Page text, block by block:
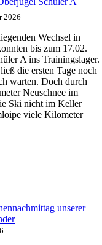
2026
Wechsel in
bis zum 17.02.
A ins Trainingslager.
die ersten Tage noch
warten. Doch durch
Neuschnee im
Ski nicht im Keller
viele Kilometer
unserer